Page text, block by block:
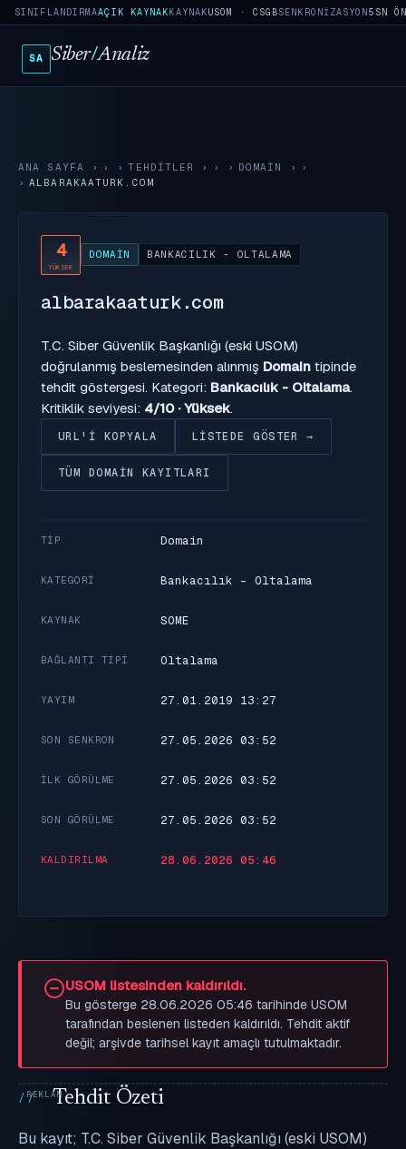
SINIFLANDIRMAAÇIK KAYNAKKAYNAKUSOM · CSGBSENKRONIZASYON5SN
SA Siber/Analiz
ANA SAYFA › TEHDITLER › DOMAIN
›
ALBARAKAATURK.COM
4
YÜKSEK
DOMAIN BANKACILIK - OLTALAMA
albarakaaturk.com
T.C. Siber Güvenlik Başkanlığı (eski USOM)
doğrulanmış beslemesinden alınmış Domain tipinde
tehdit göstergesi. Kategori: Bankacılık - Oltalama.
Kritiklik seviyesi: 4/10 · Yüksek.
URL'I KOPYALA LISTEDE GÖSTER →
TÜM DOMAIN KAYITLARI
TIP Domain
KATEGORI Bankacılık - Oltalama
KAYNAK SOME
BAĞLANTI TIPI Oltalama
YAYIM 27.01.2019 13:27
SON SENKRON 27.05.2026 03:52
İLK GÖRÜLME 27.05.2026 03:52
SON GÖRÜLME 27.05.2026 03:52
KALDIRILMA 28.06.2026 05:46
USOM listesinden kaldırıldı.
Bu gösterge 28.06.2026 05:46 tarihinde USOM
tarafından beslenen listeden kaldırıldı. Tehdit aktif
değil; arşivde tarihsel kayıt amaçlı tutulmaktadır.
Tehdit Özeti
Bu kayıt; T.C. Siber Güvenlik Başkanlığı (eski USOM)